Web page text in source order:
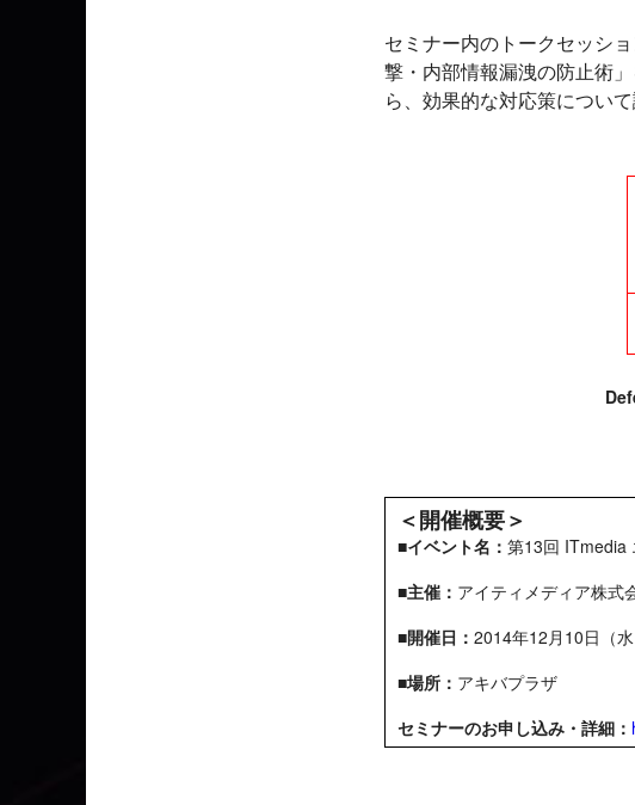
セミナー内のトークセッシ
撃・内部情報漏洩の防止術
ら、効果的な対応策について
＜開催概要＞
■イベント名： 第13回 ITmedia
■主催： アイティメディア株式
■開催日： 2014年12月10日（水
■場所： アキバプラザ
セミナーのお申し込み・詳細：